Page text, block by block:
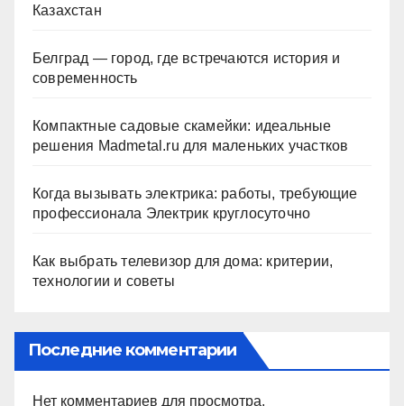
Казахстан
Белград — город, где встречаются история и
современность
Компактные садовые скамейки: идеальные
решения Madmetal.ru для маленьких участков
Когда вызывать электрика: работы, требующие
профессионала Электрик круглосуточно
Как выбрать телевизор для дома: критерии,
технологии и советы
Последние комментарии
Нет комментариев для просмотра.